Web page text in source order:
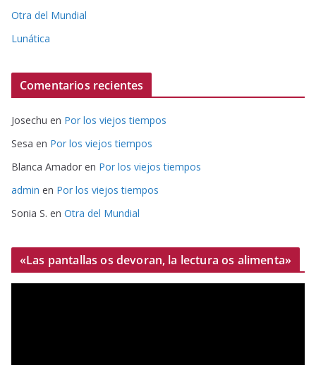
Otra del Mundial
Lunática
Comentarios recientes
Josechu en Por los viejos tiempos
Sesa en Por los viejos tiempos
Blanca Amador en Por los viejos tiempos
admin en Por los viejos tiempos
Sonia S. en Otra del Mundial
«Las pantallas os devoran, la lectura os alimenta»